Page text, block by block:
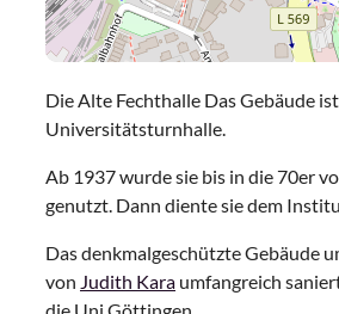
Die Alte Fechthalle Das Gebäude
Universitätsturnhalle.
Ab 1937 wurde sie bis in die 70er
genutzt. Dann diente sie dem
Das denkmalgeschützte Gebäude
von Judith Kara umfangreich